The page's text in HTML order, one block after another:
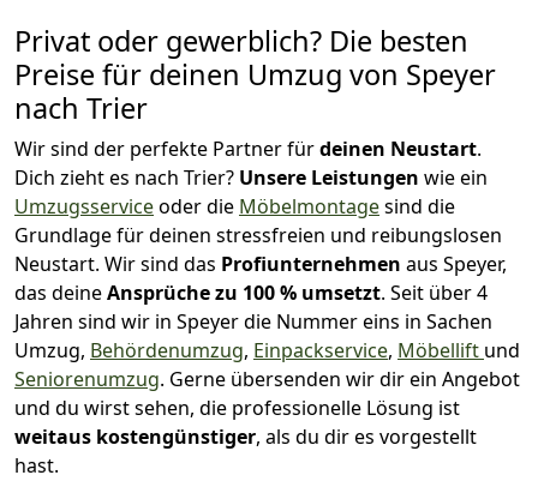
Privat oder gewerblich? Die besten
Preise für deinen Umzug von Speyer
nach Trier
Wir sind der perfekte Partner fürdeinen Neustart.
Dich zieht es nach Trier? Unsere Leistungen wie ein
Umzugsserviceoder die Möbelmontagesind die
Grundlage für deinen stressfreien und reibungslosen
Neustart. Wir sind das Profiunternehmen aus Speyer,
das deineAnsprüche zu 100 % umsetzt. Seit über 4
Jahren sind wir in Speyer die Nummer eins in Sachen
Umzug, Behördenumzug, Einpackservice, Möbellift und
Seniorenumzug. Gerne übersenden wir dir ein Angebot
und du wirst sehen, die professionelle Lösung ist
weitaus kostengünstiger, als du dir es vorgestellt
hast.